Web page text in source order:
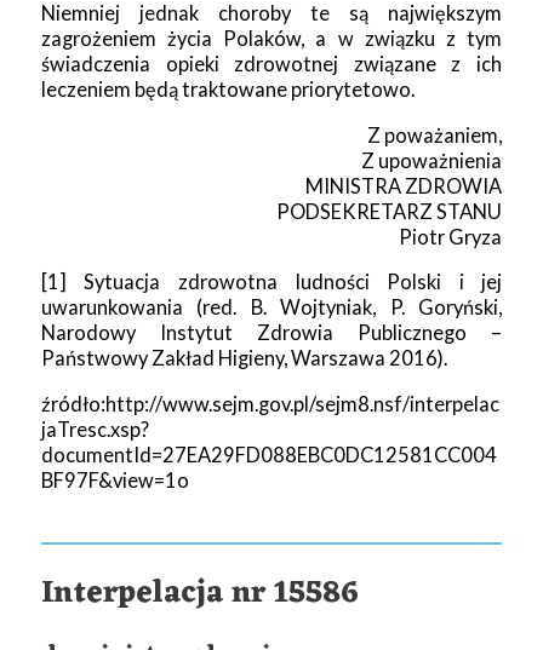
Niemniej jednak choroby te są największym
zagrożeniem życia Polaków, a w związku z tym
świadczenia opieki zdrowotnej związane z ich
leczeniem będą traktowane priorytetowo.
Z poważaniem,
Z upoważnienia
MINISTRA ZDROWIA
PODSEKRETARZ STANU
Piotr Gryza
[1] Sytuacja zdrowotna ludności Polski i jej
uwarunkowania (red. B. Wojtyniak, P. Goryński,
Narodowy Instytut Zdrowia Publicznego –
Państwowy Zakład Higieny, Warszawa 2016).
źródło:http://www.sejm.gov.pl/sejm8.nsf/interpelac
jaTresc.xsp?
documentId=27EA29FD088EBC0DC12581CC004
BF97F&view=1o
Interpelacja nr 15586